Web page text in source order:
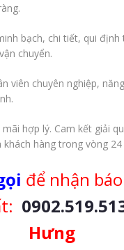
bạch, chi tiết, qui định
chuyển.
viên chuyên nghiệp,
mãi hợp lý. Cam kết giải
hàng trong vòng 24
để nhận
Hưng